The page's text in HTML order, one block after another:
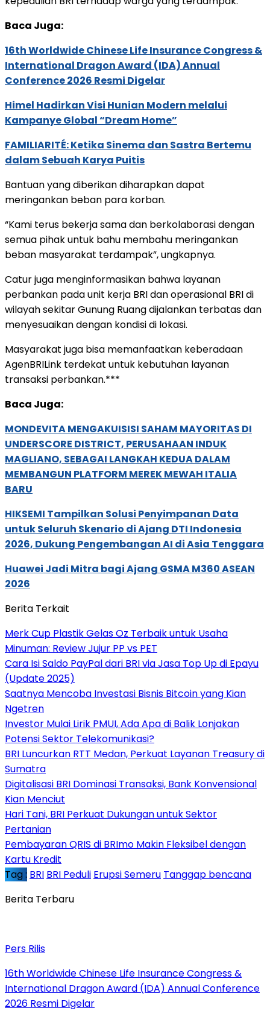
Baca Juga:
16th Worldwide Chinese Life Insurance Congress &
International Dragon Award (IDA) Annual
Conference 2026 Resmi Digelar
Himel Hadirkan Visi Hunian Modern melalui
Kampanye Global “Dream Home”
FAMILIARITÉ: Ketika Sinema dan Sastra Bertemu
dalam Sebuah Karya Puitis
Bantuan yang diberikan diharapkan dapat
meringankan beban para korban.
“Kami terus bekerja sama dan berkolaborasi dengan
semua pihak untuk bahu membahu meringankan
beban masyarakat terdampak”, ungkapnya.
Catur juga menginformasikan bahwa layanan
perbankan pada unit kerja BRI dan operasional BRI di
wilayah sekitar Gunung Ruang dijalankan terbatas dan
menyesuaikan dengan kondisi di lokasi.
Masyarakat juga bisa memanfaatkan keberadaan
AgenBRILink terdekat untuk kebutuhan layanan
transaksi perbankan.***
Baca Juga:
MONDEVITA MENGAKUISISI SAHAM MAYORITAS DI
UNDERSCORE DISTRICT, PERUSAHAAN INDUK
MAGLIANO, SEBAGAI LANGKAH KEDUA DALAM
MEMBANGUN PLATFORM MEREK MEWAH ITALIA
BARU
HIKSEMI Tampilkan Solusi Penyimpanan Data
untuk Seluruh Skenario di Ajang DTI Indonesia
2026, Dukung Pengembangan AI di Asia Tenggara
Huawei Jadi Mitra bagi Ajang GSMA M360 ASEAN
2026
Berita Terkait
Merk Cup Plastik Gelas Oz Terbaik untuk Usaha
Minuman: Review Jujur PP vs PET
Cara Isi Saldo PayPal dari BRI via Jasa Top Up di Epayu
(Update 2025)
Saatnya Mencoba Investasi Bisnis Bitcoin yang Kian
Ngetren
Investor Mulai Lirik PMUI, Ada Apa di Balik Lonjakan
Potensi Sektor Telekomunikasi?
BRI Luncurkan RTT Medan, Perkuat Layanan Treasury di
Sumatra
Digitalisasi BRI Dominasi Transaksi, Bank Konvensional
Kian Menciut
Hari Tani, BRI Perkuat Dukungan untuk Sektor
Pertanian
Pembayaran QRIS di BRImo Makin Fleksibel dengan
Kartu Kredit
Tag : BRI BRI Peduli Erupsi Semeru Tanggap bencana
Berita Terbaru
Pers Rilis
16th Worldwide Chinese Life Insurance Congress &
International Dragon Award (IDA) Annual Conference
2026 Resmi Digelar